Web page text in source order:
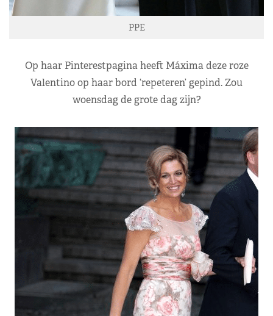
PPE
Op haar Pinterestpagina heeft Máxima deze roze
Valentino op haar bord ‘repeteren’ gepind. Zou
woensdag de grote dag zijn?